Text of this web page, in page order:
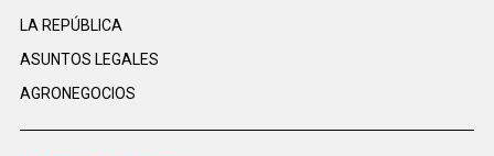
LA REPÚBLICA
ASUNTOS LEGALES
AGRONEGOCIOS